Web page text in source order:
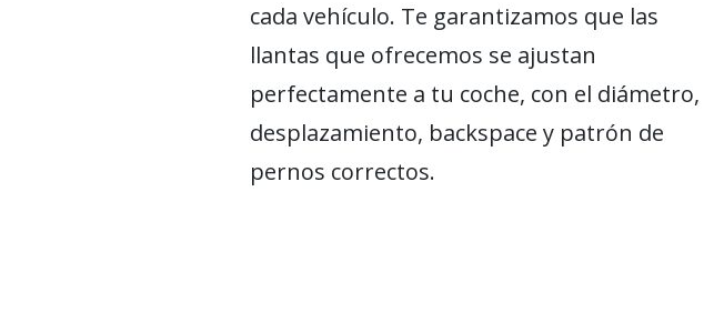
cada vehículo. Te garantizamos que las
llantas que ofrecemos se ajustan
perfectamente a tu coche, con el diámetro,
desplazamiento, backspace y patrón de
pernos correctos.